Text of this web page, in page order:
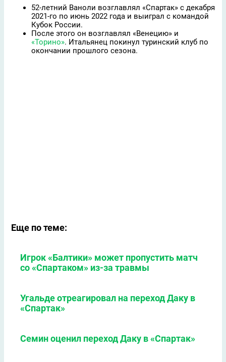
52-летний Ваноли возглавлял «Спартак» с декабря
2021-го по июнь 2022 года и выиграл с командой
Кубок России.
После этого он возглавлял «Венецию» и
«Торино». Итальянец покинул туринский клуб по
окончании прошлого сезона.
Еще по теме:
Игрок «Балтики» может пропустить матч
со «Спартаком» из-за травмы
Угальде отреагировал на переход Даку в
«Спартак»
Семин оценил переход Даку в «Спартак»